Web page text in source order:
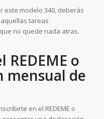
este modelo 340, deberás
tareas
no quede nada atras.
REDEME o
mensual de
en el REDEME o